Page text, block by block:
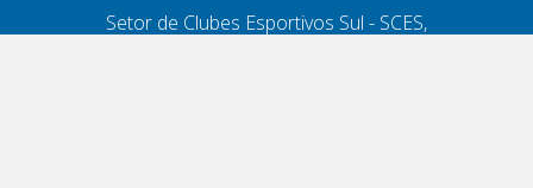
Setor de Clubes Esportivos Sul - SCES,